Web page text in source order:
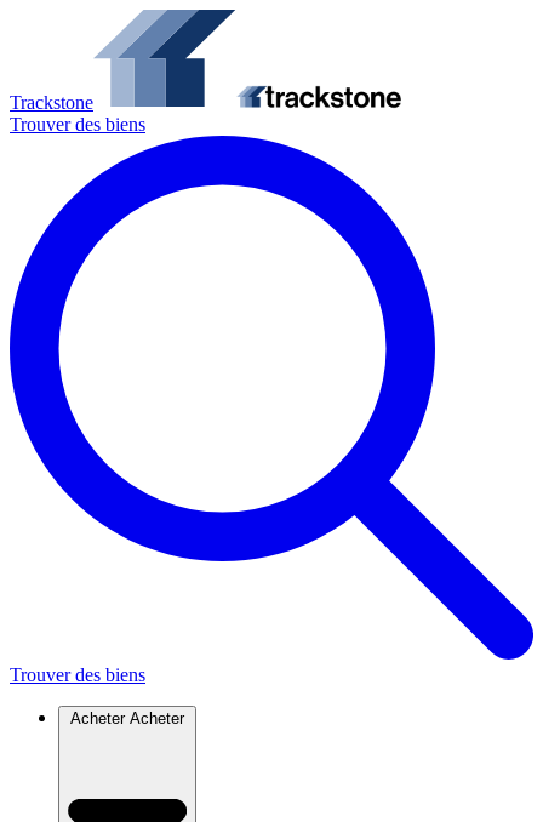
Trackstone
Trouver des biens
Trouver des biens
Acheter Acheter